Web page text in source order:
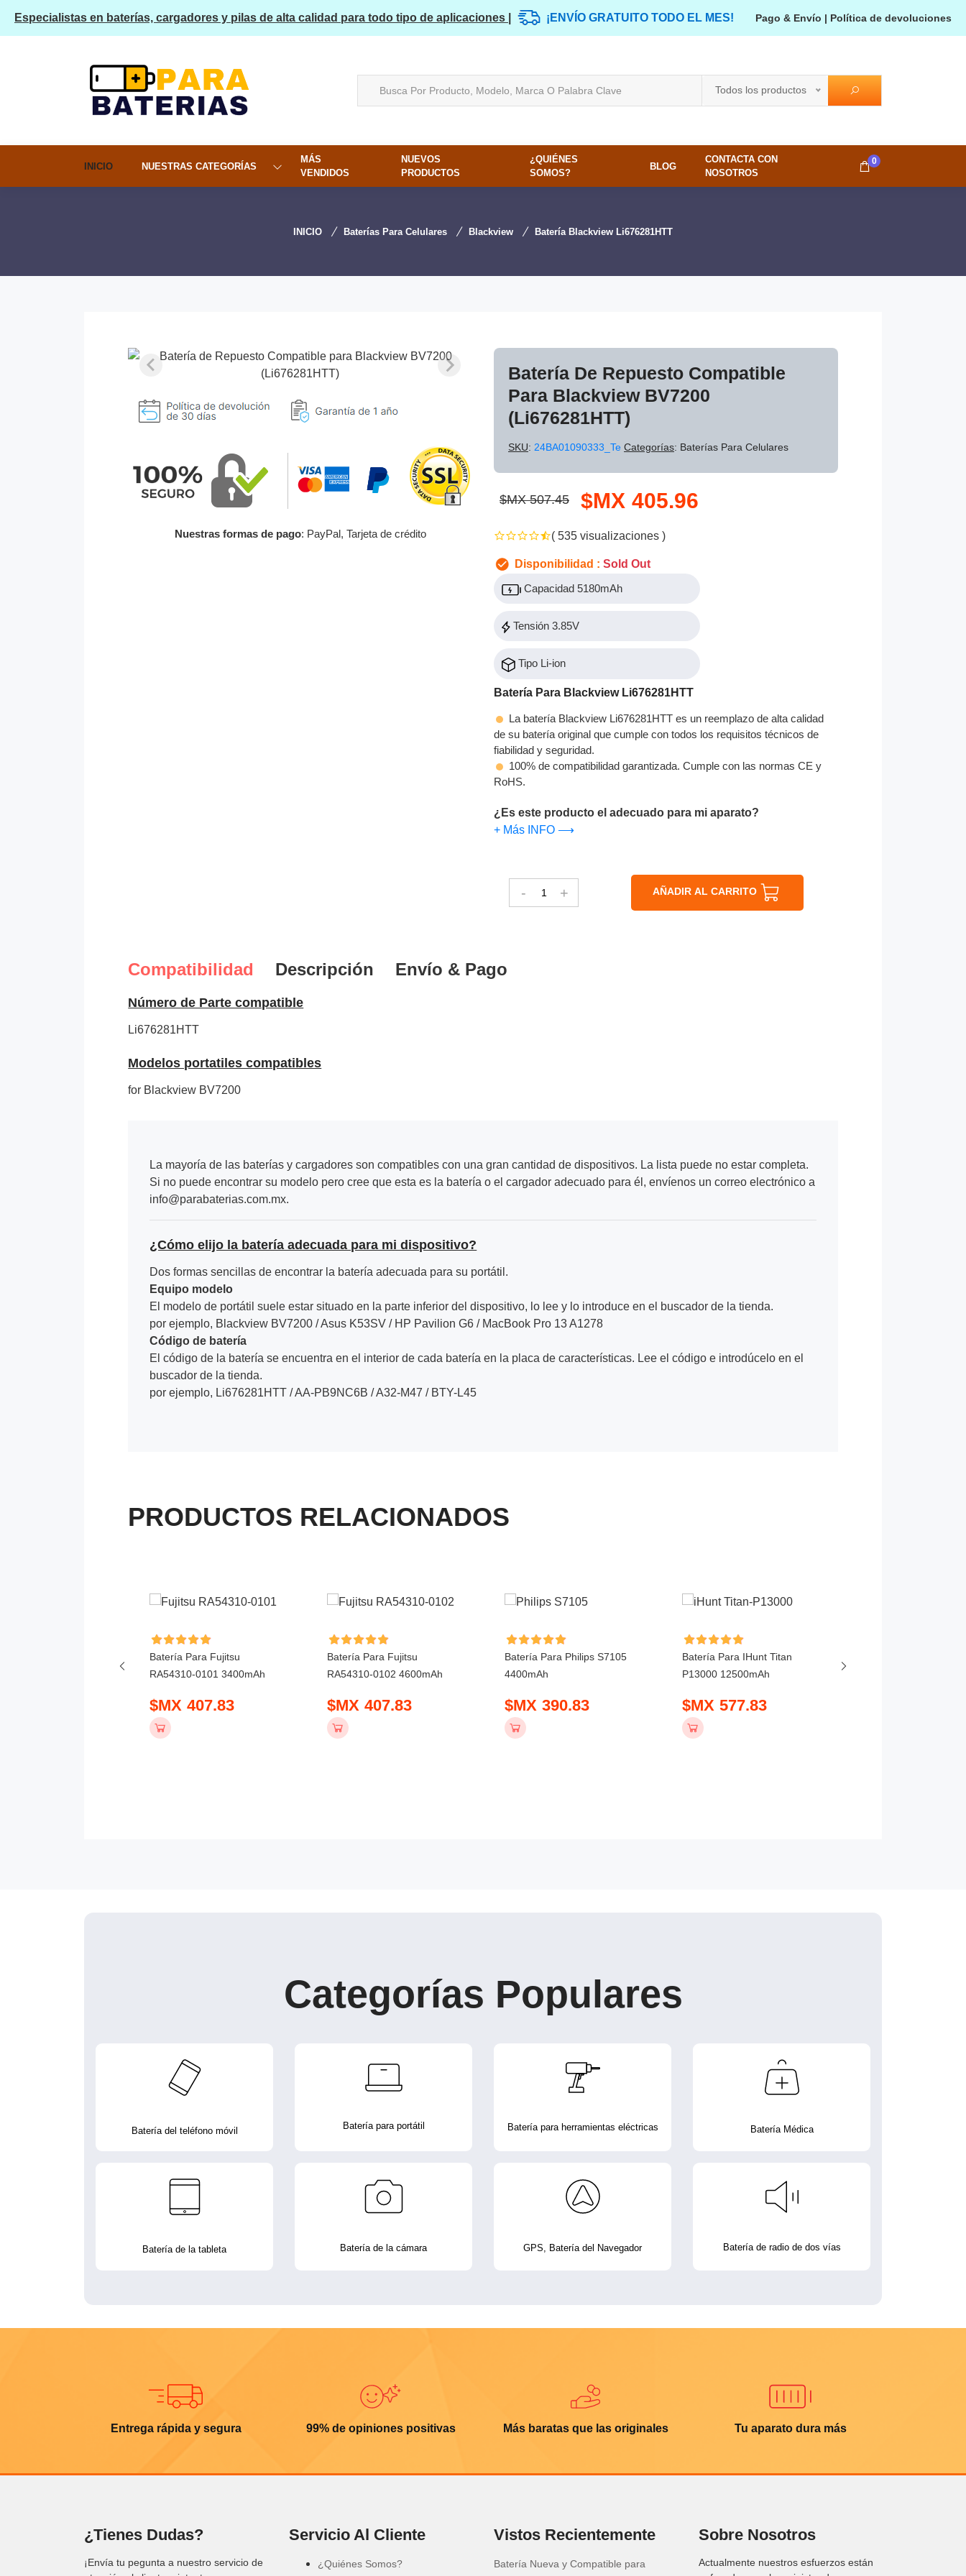
Especialistas en baterías, cargadores y pilas de alta calidad para todo tipo de aplicaciones | ¡ENVÍO GRATUITO TODO EL MES! Pago & Envío | Política de devoluciones
Todos los productos
INICIO NUESTRAS CATEGORÍAS
MÁS
VENDIDOS
NUEVOS
PRODUCTOS
¿QUIÉNES
SOMOS?
BLOG
CONTACTA CON
NOSOTROS
0
INICIO Baterías Para Celulares Blackview Batería Blackview Li676281HTT
Nuestras formas de pago: PayPal, Tarjeta de crédito
Batería De Repuesto Compatible
Para Blackview BV7200
(Li676281HTT)
SKU: 24BA01090333_Te Categorías: Baterías Para Celulares
$MX 507.45 $MX 405.96
( 535 visualizaciones )
Disponibilidad : Sold Out
Capacidad 5180mAh
Tensión 3.85V
Tipo Li-ion
Batería Para Blackview Li676281HTT
La batería Blackview Li676281HTT es un reemplazo de alta calidad
de su batería original que cumple con todos los requisitos técnicos de
fiabilidad y seguridad.
100% de compatibilidad garantizada. Cumple con las normas CE y
RoHS.
¿Es este producto el adecuado para mi aparato?
+ Más INFO ⟶
- + AÑADIR AL CARRITO
Compatibilidad Descripción Envío & Pago
Número de Parte compatible
Li676281HTT
Modelos portatiles compatibles
for Blackview BV7200
La mayoría de las baterías y cargadores son compatibles con una gran cantidad de dispositivos. La lista puede no estar completa.
Si no puede encontrar su modelo pero cree que esta es la batería o el cargador adecuado para él, envíenos un correo electrónico a
info@parabaterias.com.mx.
¿Cómo elijo la batería adecuada para mi dispositivo?
Dos formas sencillas de encontrar la batería adecuada para su portátil.
Equipo modelo
El modelo de portátil suele estar situado en la parte inferior del dispositivo, lo lee y lo introduce en el buscador de la tienda.
por ejemplo, Blackview BV7200 / Asus K53SV / HP Pavilion G6 / MacBook Pro 13 A1278
Código de batería
El código de la batería se encuentra en el interior de cada batería en la placa de características. Lee el código e introdúcelo en el
buscador de la tienda.
por ejemplo, Li676281HTT / AA-PB9NC6B / A32-M47 / BTY-L45
PRODUCTOS RELACIONADOS
Batería Para Fujitsu
RA54310-0101 3400mAh
$MX 407.83
Batería Para Fujitsu
RA54310-0102 4600mAh
$MX 407.83
Batería Para Philips S7105
4400mAh
$MX 390.83
Batería Para IHunt Titan
P13000 12500mAh
$MX 577.83
Categorías Populares
Batería del teléfono móvil Batería para portátil Batería para herramientas eléctricas Batería Médica
Batería de la tableta Batería de la cámara GPS, Batería del Navegador Batería de radio de dos vías
Entrega rápida y segura 99% de opiniones positivas Más baratas que las originales Tu aparato dura más
¿Tienes Dudas?
¡Envía tu pegunta a nuestro servicio de
Servicio Al Cliente
¿Quiénes Somos?
Vistos Recientemente
Batería Nueva y Compatible para
Sobre Nosotros
Actualmente nuestros esfuerzos están